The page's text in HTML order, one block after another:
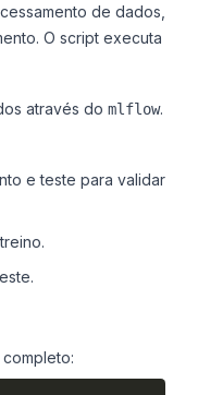
de dados,
O script executa
através do mlflow.
e teste para validar